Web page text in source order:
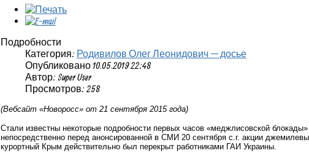
Подробности
Категория: Родивилов Олег Леонидович — досье
Опубликовано 10.05.2019 22:48
Автор: Super User
Просмотров: 258
(Вебсайт «Новоросс» от 21 сентября 2015 года)
Стали известны некоторые подробности первых часов «меджлисовской
непосредственно перед анонсированной в СМИ 20 сентября с.г. акции
курортный Крым действительно был перекрыт работниками ГАИ Украины.